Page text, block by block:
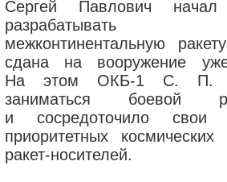
Сергей Павлович
разрабатывать
межконтинентальную
сдана на вооружение
На этом ОКБ-1 С. П.
заниматься боевой
и сосредоточило
приоритетных
ракет-носителей.